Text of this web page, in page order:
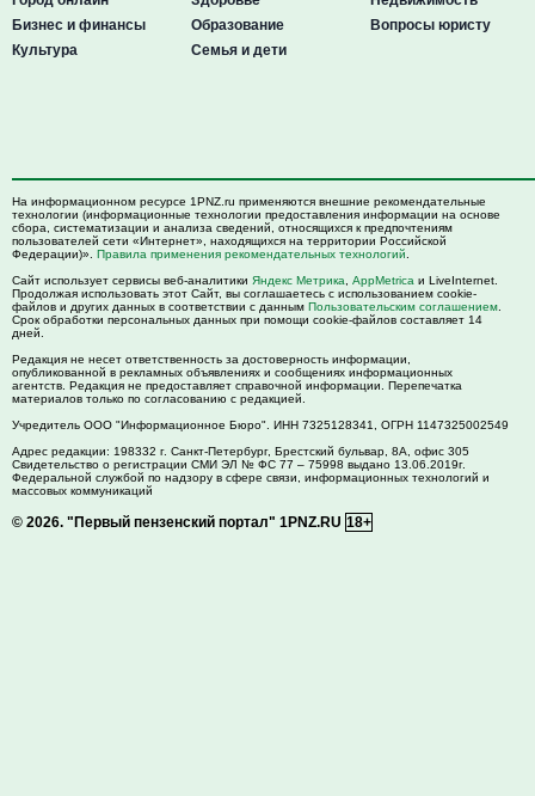
Бизнес и финансы
Культура
Образование
Семья и дети
Вопросы юристу
На информационном ресурсе 1PNZ.ru применяются внешние рекомендательные
технологии (информационные технологии предоставления информации на основе
сбора, систематизации и анализа сведений, относящихся к предпочтениям
пользователей сети «Интернет», находящихся на территории Российской
Федерации)». Правила применения рекомендательных технологий
Сайт использует сервисы веб-аналитики Яндекс Метрика AppMetrica и LiveInternet.
Продолжая использовать этот Сайт, вы соглашаетесь с использованием cookie-
файлов и других данных в соответствии с данным Пользовательским соглашением
Срок обработки персональных данных при помощи cookie-файлов составляет 14
дней.
Редакция не несет ответственность за достоверность информации,
опубликованной в рекламных объявлениях и сообщениях информационных
агентств. Редакция не предоставляет справочной информации. Перепечатка
материалов только по согласованию с редакцией.
Учредитель ООО "Информационное Бюро". ИНН 7325128341, ОГРН 1147325002549
Адрес редакции: 198332 г. Санкт-Петербург, Брестский бульвар, 8А, офис 305
Свидетельство о регистрации СМИ ЭЛ № ФС 77 – 75998 выдано 13.06.2019г.
Федеральной службой по надзору в сфере связи, информационных технологий и
массовых коммуникаций
© 2026. "Первый пензенский портал" 1PNZ.RU 18+